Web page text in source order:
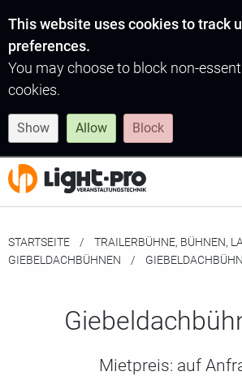
This website uses cookies to track
preferences.
You may choose to block non-
cookies.
Show Allow Block
STARTSEITE
TRAILERBÜHNE, BÜHNEN,
GIEBELDACHBÜHNEN
MOMENTAN:
Mietpreis: auf